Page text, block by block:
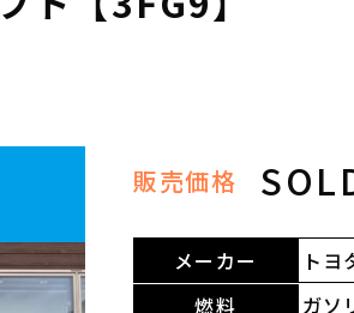
販売価格
メーカー
トヨ
燃料
ガソ